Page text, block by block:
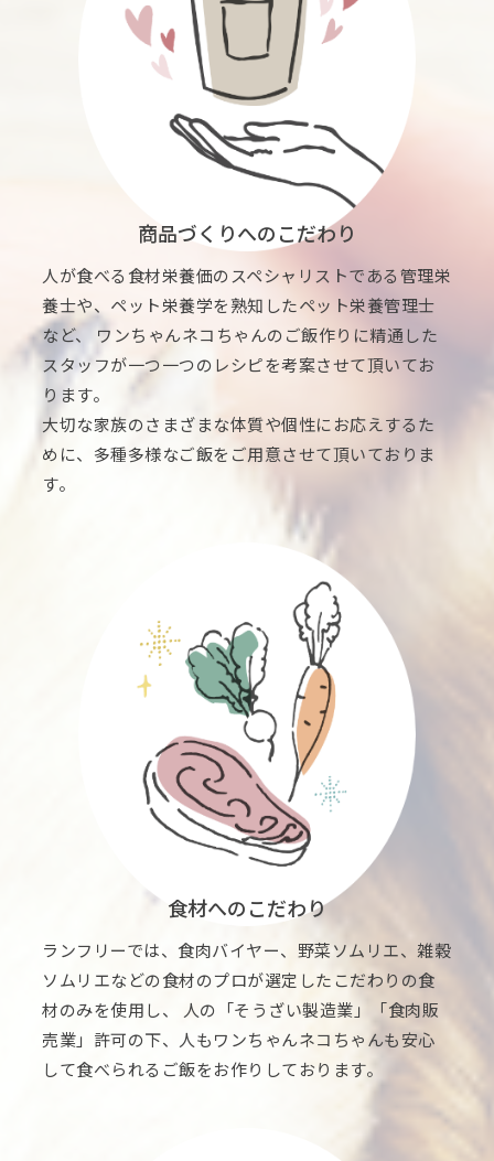
商品づくりへのこだわり
人が食べる食材栄養価のスペシャリストである管理栄
養士や、ペット栄養学を熟知したペット栄養管理士
など、 ワンちゃんネコちゃんのご飯作りに精通した
スタッフが一つ一つのレシピを考案させて頂いてお
ります。
大切な家族のさまざまな体質や個性にお応えするた
めに、多種多様なご飯をご用意させて頂いておりま
す。
食材へのこだわり
ランフリーでは、食肉バイヤー、野菜ソムリエ、雑穀
ソムリエなどの食材のプロが選定したこだわりの食
材のみを使用し、 人の「そうざい製造業」「食肉販
売業」許可の下、人もワンちゃんネコちゃんも安心
して食べられるご飯をお作りしております。